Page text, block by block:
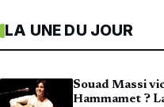
LA UNE DU JOUR
Souad Massi
Hammamet ?